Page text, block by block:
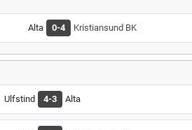
Alta 0-4 Kristiansund BK
Ulfstind 4-3 Alta